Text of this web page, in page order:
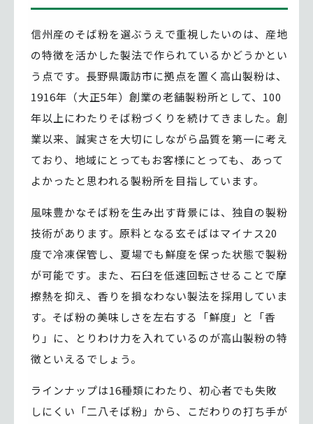
信州産のそば粉を選ぶうえで重視したいのは、産地
の特徴を活かした製法で作られているかどうかとい
う点です。長野県諏訪市に拠点を置く高山製粉は、
1916年（大正5年）創業の老舗製粉所として、100
年以上にわたりそば粉づくりを続けてきました。創
業以来、誠実さを大切にしながら品質を第一に考え
ており、地域にとってもお客様にとっても、あって
よかったと思われる製粉所を目指しています。
風味豊かなそば粉を生み出す背景には、独自の製粉
技術があります。原料となる玄そばはマイナス20
度で冷凍保管し、夏場でも鮮度を保った状態で製粉
が可能です。また、石臼を低速回転させることで摩
擦熱を抑え、香りを損なわない製法を採用していま
す。そば粉の美味しさを左右する「鮮度」と「香
り」に、とりわけ力を入れているのが高山製粉の特
徴といえるでしょう。
ラインナップは16種類にわたり、初心者でも失敗
しにくい「二八そば粉」から、こだわりの打ち手が